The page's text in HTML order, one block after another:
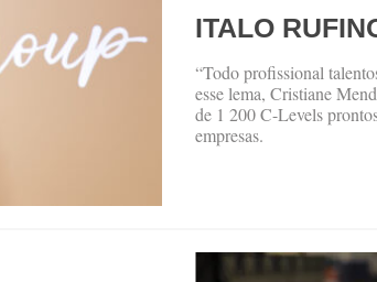
ITALO
“Todo profissional
esse lema, Cristiane
de 1 200 C-Levels
empresas.